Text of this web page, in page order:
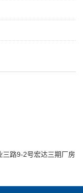
路9-2号宏达三期厂房